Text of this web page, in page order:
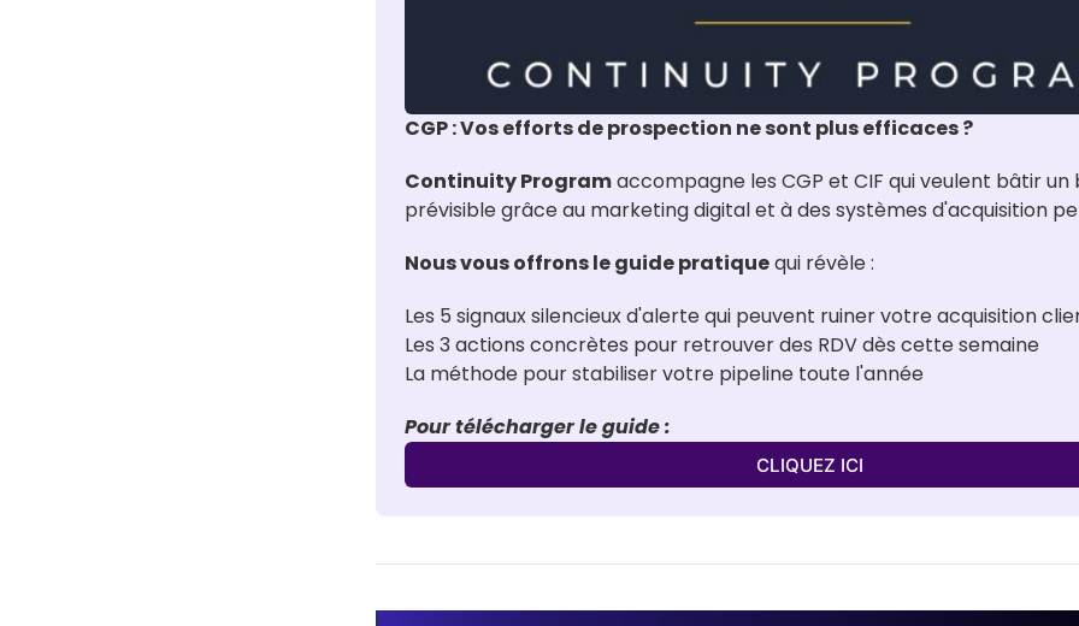
CGP : Vos efforts de prospection ne sont plus efficaces ?
Continuity Program accompagne les CGP et CIF qui veulent bâtir un
prévisible grâce au marketing digital et à des systèmes d'acquisition
Nous vous offrons le guide pratique qui révèle :
Les 5 signaux silencieux d'alerte qui peuvent ruiner votre acquisition
Les 3 actions concrètes pour retrouver des RDV dès cette semaine
La méthode pour stabiliser votre pipeline toute l'année
Pour télécharger le guide :
CLIQUEZ ICI